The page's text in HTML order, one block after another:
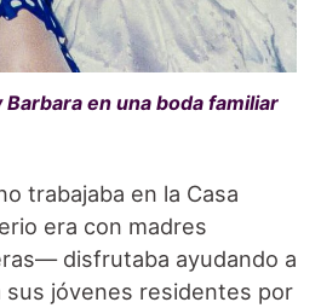
en una boda familiar
trabajaba en la Casa
era con madres
disfrutaba ayudando a
sus jóvenes residentes por